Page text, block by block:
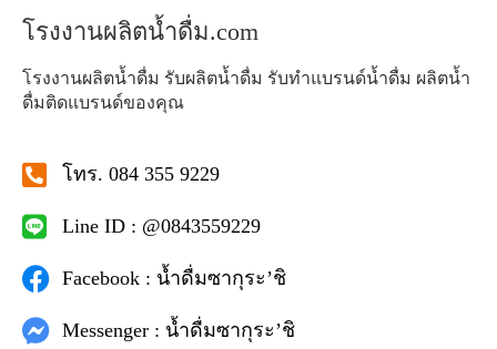
โรงงานผลิตน้ำดื่ม.com
โรงงานผลิตน้ำดื่ม รับผลิตน้ำดื่ม รับทำแบรนด์น้ำดื่ม ผลิตน้ำ
ดื่มติดแบรนด์ของคุณ
โทร. 084 355 9229
Line ID : @0843559229
Facebook : น้ำดื่มซากุระ’ชิ
Messenger : น้ำดื่มซากุระ’ชิ